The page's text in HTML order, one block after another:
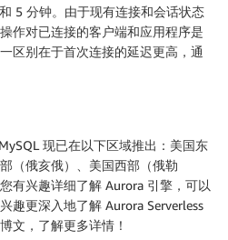
5 分钟。由于现有连接和会话状态
作对已连接的客户端和应用程序是
区别在于首次连接的延迟更高，通
现已在以下区域推出： 美国东
（俄亥俄）
美国西部（俄勒
有兴趣详细了解 Aurora 引擎，可以
趣更深入地了解 Aurora Serverless
文，了解更多详情！